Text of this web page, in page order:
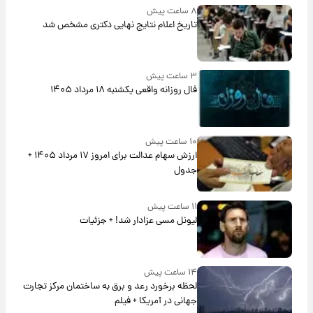
۸ ساعت پیش
تاریخ اعلام نتایج نهایی دکتری مشخص شد
۳ ساعت پیش
فال روزانه واقعی یکشنبه ۱۸ مرداد ۱۴۰۵
۱۰ ساعت پیش
ارزش سهام عدالت برای امروز ۱۷ مرداد ۱۴۰۵ +
جدول
۱۱ ساعت پیش
لیونل مسی عزادار شد! + جزئیات
۱۴ ساعت پیش
لحظه برخورد رعد و برق به ساختمان مرکز تجارت
جهانی در آمریکا + فیلم